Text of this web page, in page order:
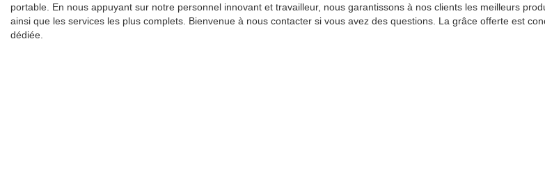
portable. En nous appuyant sur notre personnel innovant et travailleur, nous garantissons à nos clients les meilleurs
ainsi que les services les plus complets. Bienvenue à nous contacter si vous avez des questions. La grâce offerte est
dédiée.